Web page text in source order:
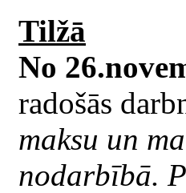
Tilžā
No
radošās
maksu un
nodarbībā.